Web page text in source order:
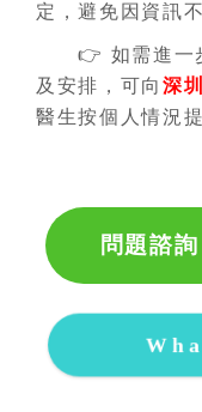
定，避免因資訊
👉 如需進一步
及安排，可向深
醫生按個人情況
問題諮詢